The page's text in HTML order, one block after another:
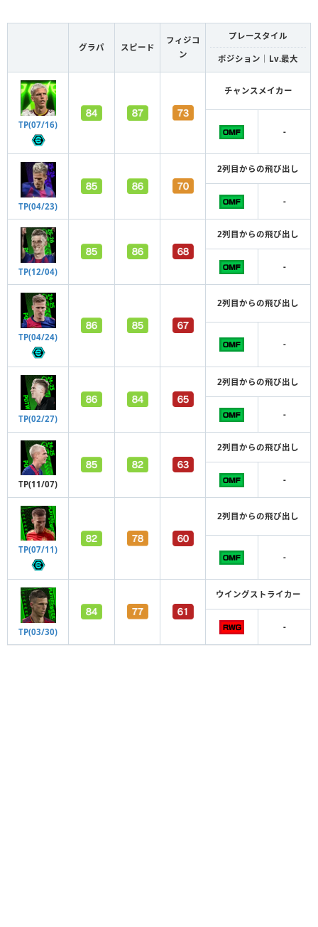
グラパ スピード
フィジコ
ン
プレースタイル
ポジション｜Lv.最大
TP(07/16)
チャンスメイカー
-
TP(04/23)
2列目からの飛び出し
-
TP(12/04)
2列目からの飛び出し
-
TP(04/24)
2列目からの飛び出し
-
TP(02/27)
2列目からの飛び出し
-
TP(11/07)
2列目からの飛び出し
-
TP(07/11)
2列目からの飛び出し
-
TP(03/30)
ウイングストライカー
-